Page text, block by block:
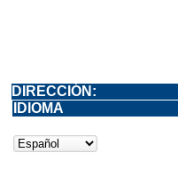
DIRECCIÓN:
IDIOMA